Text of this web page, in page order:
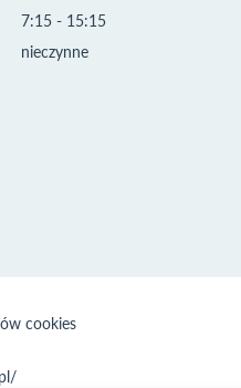
7:15 - 15:15
nieczynne
cookies